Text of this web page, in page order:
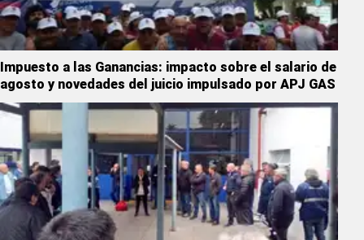
Impuesto a las Ganancias: impacto sobre el salario de
agosto y novedades del juicio impulsado por APJ GAS